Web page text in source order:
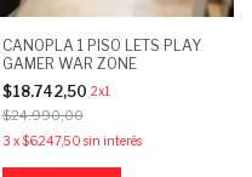
CANOPLA 1 PISO LETS PLAY
GAMER WAR ZONE
$18.742,50 2x1
$24.990,00
3 x$6.247,50 sin interés